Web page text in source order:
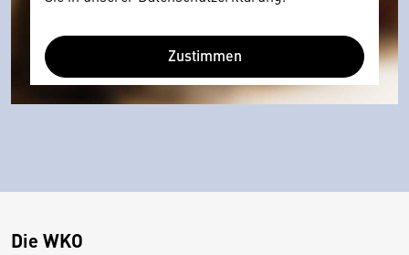
Zustimmen
Die WKO